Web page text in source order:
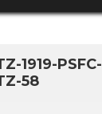
1919-PSFC-
58